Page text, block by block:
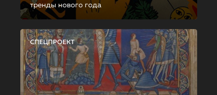
тренды нового года
СПЕЦПРОЕКТ